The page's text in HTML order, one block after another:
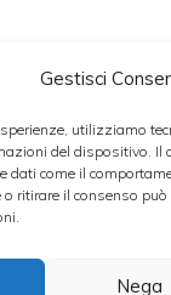
Gestisci
utilizziamo
del dispositivo. Il
dati come il
o ritirare il consenso
Nega